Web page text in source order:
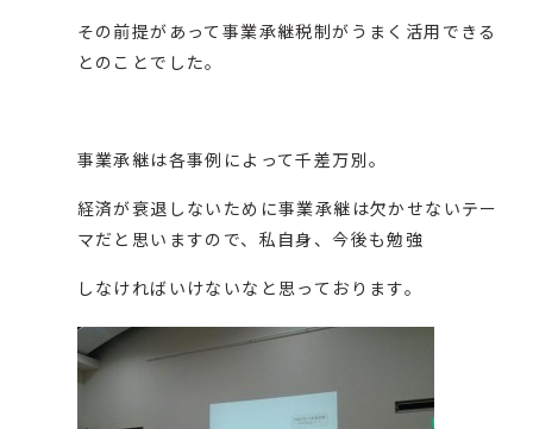
その前提があって事業承継税制がうまく活用できる
とのことでした。
事業承継は各事例によって千差万別。
経済が衰退しないために事業承継は欠かせないテー
マだと思いますので、私自身、今後も勉強
しなければいけないなと思っております。